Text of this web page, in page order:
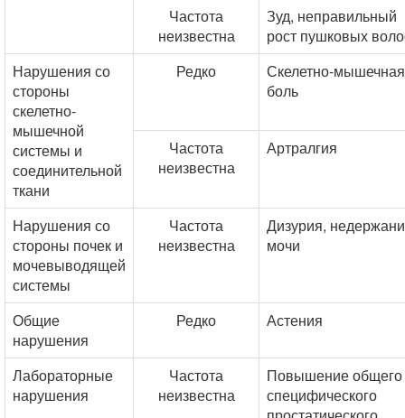
Частота
неизвестна
Зуд, неправильный
рост пушковых
Нарушения со
стороны
скелетно-
мышечной
системы и
соединительной
ткани
Редко
Скелетно-мышечная
боль
Частота
неизвестна
Артралгия
Нарушения со
стороны почек и
мочевыводящей
системы
Частота
неизвестна
Дизурия,
мочи
Общие
нарушения
Редко Астения
Лабораторные
нарушения
Частота
неизвестна
Повышение общего
специфического